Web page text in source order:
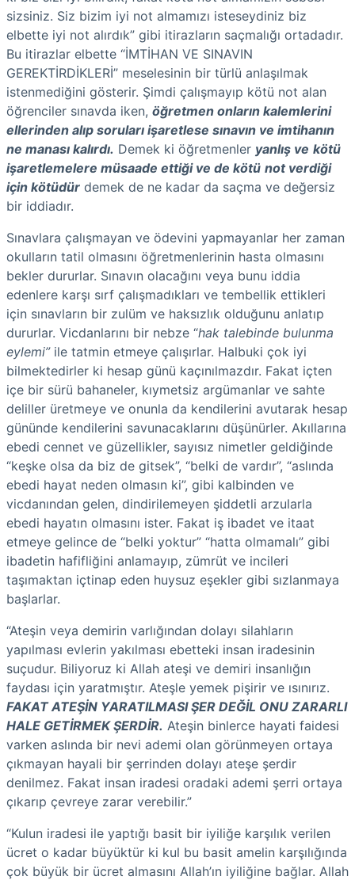
sizsiniz. Siz bizim iyi not almamızı isteseydiniz biz
elbette iyi not alırdık” gibi itirazların saçmalığı ortadadır.
Bu itirazlar elbette “İMTİHAN VE SINAVIN
GEREKTİRDİKLERİ” meselesinin bir türlü anlaşılmak
istenmediğini gösterir. Şimdi çalışmayıp kötü not alan
öğrenciler sınavda iken, öğretmen onların kalemlerini
ellerinden alıp soruları işaretlese sınavın ve imtihanın
ne manası kalırdı. Demek ki öğretmenler yanlış ve kötü
işaretlemelere müsaade ettiği ve de kötü not verdiği
için kötüdür demek de ne kadar da saçma ve değersiz
bir iddiadır.
Sınavlara çalışmayan ve ödevini yapmayanlar her zaman
okulların tatil olmasını öğretmenlerinin hasta olmasını
bekler dururlar. Sınavın olacağını veya bunu iddia
edenlere karşı sırf çalışmadıkları ve tembellik ettikleri
için sınavların bir zulüm ve haksızlık olduğunu anlatıp
dururlar. Vicdanlarını bir nebze “hak talebinde bulunma
eylemi” ile tatmin etmeye çalışırlar. Halbuki çok iyi
bilmektedirler ki hesap günü kaçınılmazdır. Fakat içten
içe bir sürü bahaneler, kıymetsiz argümanlar ve sahte
deliller üretmeye ve onunla da kendilerini avutarak hesap
gününde kendilerini savunacaklarını düşünürler. Akıllarına
ebedi cennet ve güzellikler, sayısız nimetler geldiğinde
“keşke olsa da biz de gitsek”, “belki de vardır”, “aslında
ebedi hayat neden olmasın ki”, gibi kalbinden ve
vicdanından gelen, dindirilemeyen şiddetli arzularla
ebedi hayatın olmasını ister. Fakat iş ibadet ve itaat
etmeye gelince de “belki yoktur” “hatta olmamalı” gibi
ibadetin hafifliğini anlamayıp, zümrüt ve incileri
taşımaktan içtinap eden huysuz eşekler gibi sızlanmaya
başlarlar.
“Ateşin veya demirin varlığından dolayı silahların
yapılması evlerin yakılması ebetteki insan iradesinin
suçudur. Biliyoruz ki Allah ateşi ve demiri insanlığın
faydası için yaratmıştır. Ateşle yemek pişirir ve ısınırız.
FAKAT ATEŞİN YARATILMASI ŞER DEĞİL ONU ZARARLI
HALE GETİRMEK ŞERDİR. Ateşin binlerce hayati faidesi
varken aslında bir nevi ademi olan görünmeyen ortaya
çıkmayan hayali bir şerrinden dolayı ateşe şerdir
denilmez. Fakat insan iradesi oradaki ademi şerri ortaya
çıkarıp çevreye zarar verebilir.”
“Kulun iradesi ile yaptığı basit bir iyiliğe karşılık verilen
ücret o kadar büyüktür ki kul bu basit amelin karşılığında
çok büyük bir ücret almasını Allah’ın iyiliğine bağlar. Allah